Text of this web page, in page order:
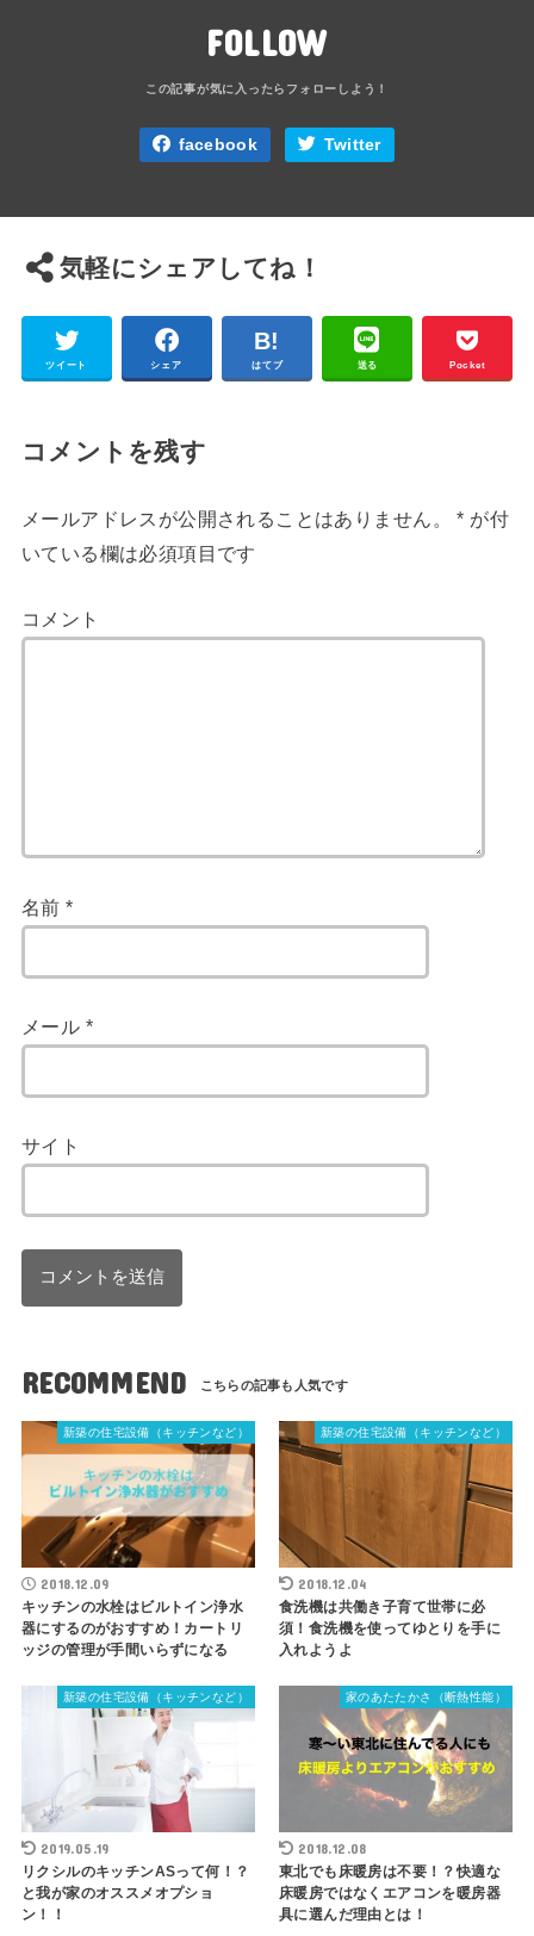
FOLLOW
facebook Twitter
気軽にシェアしてね！
ツイート シェア はてブ 送る Pocket
コメントを残す
メールアドレスが公開されることはありません。 * が付
いている欄は必須項目です
コメント
名前*
メール *
サイト
RECOMMEND
新築の住宅設備（キッチンなど）
2018.12.09
キッチンの水栓はビルトイン浄水
器にするのがおすすめ！カートリ
ッジの管理が手間いらずになる
新築の住宅設備（キッチンなど）
2018.12.04
食洗機は共働き子育て世帯に必
須！食洗機を使ってゆとりを手に
入れようよ
新築の住宅設備（キッチンなど）
2019.05.19
リクシルのキッチンASって何！？
と我が家のオススメオプショ
ン！！
家のあたたかさ（断熱性能）
2018.12.08
東北でも床暖房は不要！？快適な
床暖房ではなくエアコンを暖房器
具に選んだ理由とは！